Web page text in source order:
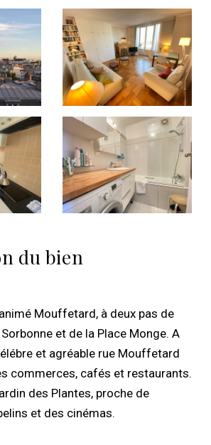
du bien
Mouffetard, à deux pas de
et de la Place Monge. A
et agréable rue Mouffetard
commerces, cafés et restaurants.
des Plantes, proche de
et des cinémas.